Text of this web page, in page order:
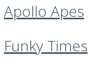
Apollo Apes
Funky Times